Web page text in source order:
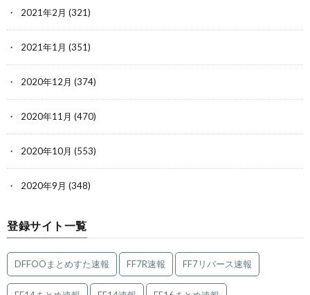
2021年2月 (321)
2021年1月 (351)
2020年12月 (374)
2020年11月 (470)
2020年10月 (553)
2020年9月 (348)
登録サイト一覧
DFFOOまとめすた速報 FF7R速報 FF7リバース速報